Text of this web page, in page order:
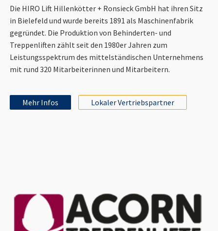
Die HIRO Lift Hillenkötter + Ronsieck GmbH hat ihren Sitz
in Bielefeld und wurde bereits 1891 als Maschinenfabrik
gegründet. Die Produktion von Behinderten- und
Treppenliften zählt seit den 1980er Jahren zum
Leistungsspektrum des mittelständischen Unternehmens
mit rund 320 Mitarbeiterinnen und Mitarbeitern.
Mehr Infos Lokaler Vertriebspartner